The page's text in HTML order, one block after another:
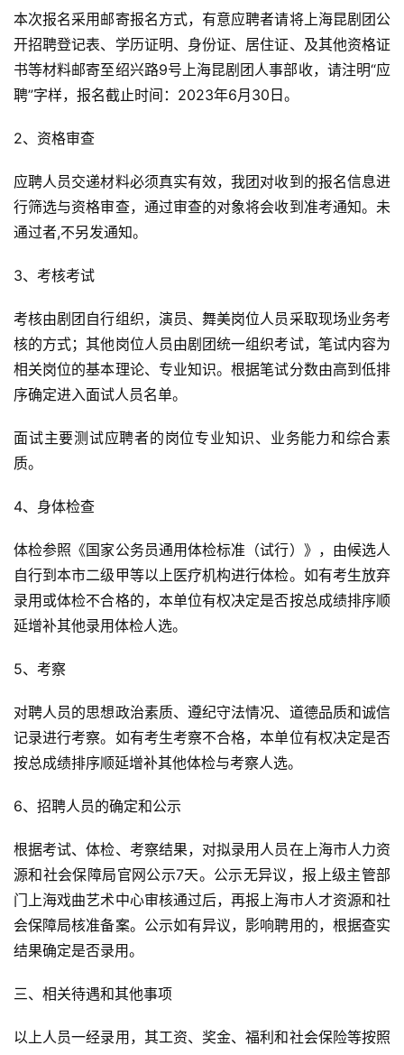
本次报名采用邮寄报名方式，有意应聘者请将上海昆剧团公
开招聘登记表、学历证明、身份证、居住证、及其他资格证
书等材料邮寄至绍兴路9号上海昆剧团人事部收，请注明“应
聘”字样，报名截止时间：2023年6月30日。
2、资格审查
应聘人员交递材料必须真实有效，我团对收到的报名信息进
行筛选与资格审查，通过审查的对象将会收到准考通知。未
通过者,不另发通知。
3、考核考试
考核由剧团自行组织，演员、舞美岗位人员采取现场业务考
核的方式；其他岗位人员由剧团统一组织考试，笔试内容为
相关岗位的基本理论、专业知识。根据笔试分数由高到低排
序确定进入面试人员名单。
面试主要测试应聘者的岗位专业知识、业务能力和综合素
质。
4、身体检查
体检参照《国家公务员通用体检标准（试行）》，由候选人
自行到本市二级甲等以上医疗机构进行体检。如有考生放弃
录用或体检不合格的，本单位有权决定是否按总成绩排序顺
延增补其他录用体检人选。
5、考察
对聘人员的思想政治素质、遵纪守法情况、道德品质和诚信
记录进行考察。如有考生考察不合格，本单位有权决定是否
按总成绩排序顺延增补其他体检与考察人选。
6、招聘人员的确定和公示
根据考试、体检、考察结果，对拟录用人员在上海市人力资
源和社会保障局官网公示7天。公示无异议，报上级主管部
门上海戏曲艺术中心审核通过后，再报上海市人才资源和社
会保障局核准备案。公示如有异议，影响聘用的，根据查实
结果确定是否录用。
三、相关待遇和其他事项
以上人员一经录用，其工资、奖金、福利和社会保险等按照